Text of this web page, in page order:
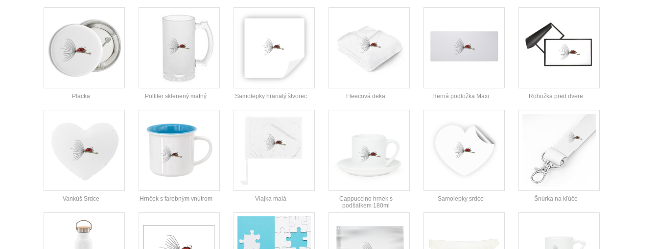
Placka Polliter sklenený matný Samolepky hranatý štvorec Fleecová deka Herná podložka Maxi Rohožka pred dvere
Vankúš Srdce Hrnček s farebným vnútrom Vlajka malá
Cappuccino hrnek s
podšálkem 180ml
Samolepky srdce Šnúrka na kľúče